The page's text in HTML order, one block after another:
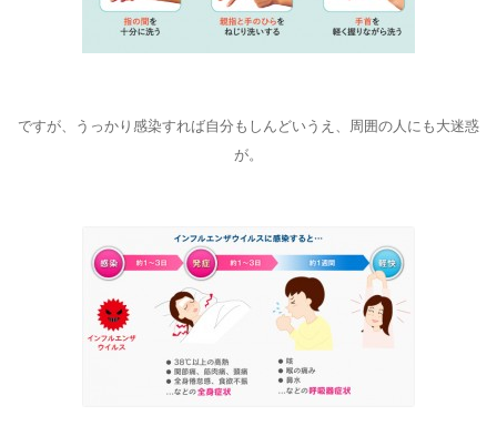
ですが、うっかり感染すれば自分もしんどいうえ、周囲の人にも大迷惑
が。